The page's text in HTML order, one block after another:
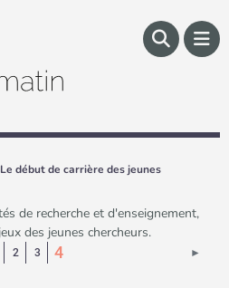
Le début de carrière des jeunes
de recherche et d'enseignement,
des jeunes chercheurs.
2 3 4(Page courante) ►